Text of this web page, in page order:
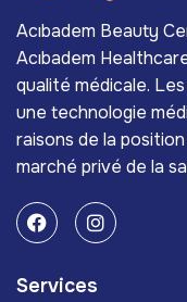
Acıbadem Beauty
Acıbadem
qualité médicale.
une technologie
raisons de la
marché privé de la
Services